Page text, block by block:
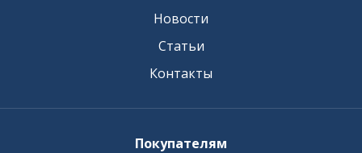
Новости
Статьи
Контакты
Покупателям